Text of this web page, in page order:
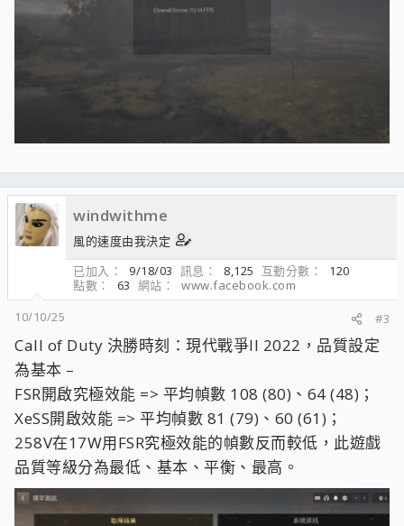
windwithme
風的速度由我決定
已加入
9/18/03 訊息 8,125 互動分數
120
點數
63 網站
www.facebook.com
10/10/25
#3
Call of Duty 決勝時刻：現代戰爭II 2022，品質設定
為基本 –
FSR開啟究極效能 => 平均幀數 108 (80)、64 (48)；
XeSS開啟效能 => 平均幀數 81 (79)、60 (61)；
258V在17W用FSR究極效能的幀數反而較低，此遊戲
品質等級分為最低、基本、平衡、最高。